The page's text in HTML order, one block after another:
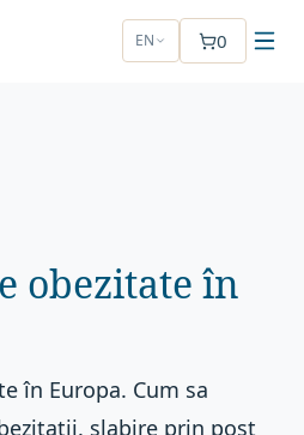
EN 0
obezitate în
în Europa. Cum sa
slabire prin post